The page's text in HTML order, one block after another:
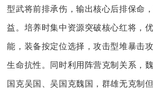
型武将前排承伤，输出核心后排保命
益。培养时集中资源突破核心红将，
能，装备按定位选择，攻击型堆暴击
生命抗性。同时利用阵营克制关系，
国克吴国、吴国克魏国，群雄无克制